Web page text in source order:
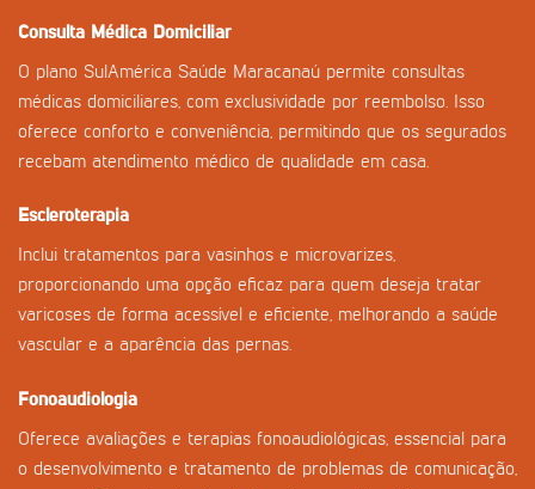
Consulta Médica Domiciliar
O plano SulAmérica Saúde Maracanaú permite consultas
médicas domiciliares, com exclusividade por reembolso. Isso
oferece conforto e conveniência, permitindo que os segurados
recebam atendimento médico de qualidade em casa.
Escleroterapia
Inclui tratamentos para vasinhos e microvarizes,
proporcionando uma opção eficaz para quem deseja tratar
varicoses de forma acessível e eficiente, melhorando a saúde
vascular e a aparência das pernas.
Fonoaudiologia
Oferece avaliações e terapias fonoaudiológicas, essencial para
o desenvolvimento e tratamento de problemas de comunicação,